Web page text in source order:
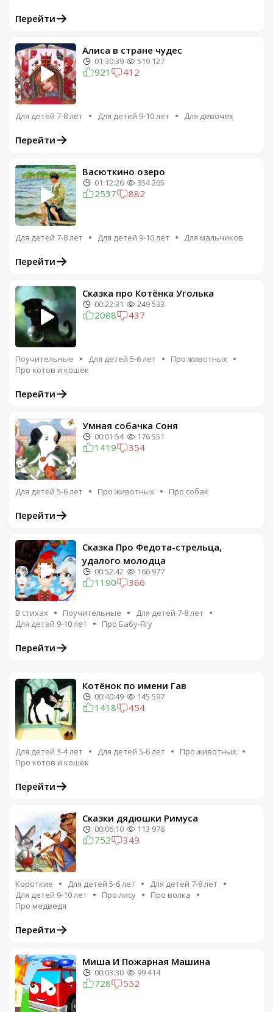
Перейти
Алиса в стране чудес
01:30:39 519 127
921 412
Для детей 7-8 лет Для детей 9-10 лет Для девочек
Перейти
Васюткино озеро
01:12:26 354 265
2537 882
Для детей 7-8 лет Для детей 9-10 лет Для мальчиков
Перейти
Сказка про Котёнка Уголька
00:22:31 249 533
2088 437
Поучительные Для детей 5-6 лет
Про животных
Про котов и кошек
Перейти
Умная собачка Соня
00:01:54 176 551
1419 354
Для детей 5-6 лет Про животных Про собак
Перейти
Сказка Про Федота-стрельца,
удалого молодца
00:52:42 166 977
1190 366
В стихах Поучительные
Для детей 7-8 лет
Для детей 9-10 лет
Про Бабу-Ягу
Перейти
Котёнок по имени Гав
00:40:49 145 597
1418 454
Для детей 3-4 лет Для детей 5-6 лет
Про животных
Про котов и кошек
Перейти
Сказки дядюшки Римуса
00:06:10 113 976
752 349
Короткие Для детей 5-6 лет
Для детей 7-8 лет
Для детей 9-10 лет
Про лису
Про волка
Про медведя
Перейти
Миша И Пожарная Машина
00:03:30 99 414
728 552